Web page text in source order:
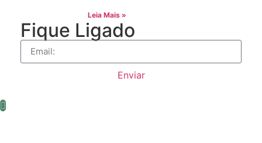
Leia Mais »
Fique Ligado
Enviar